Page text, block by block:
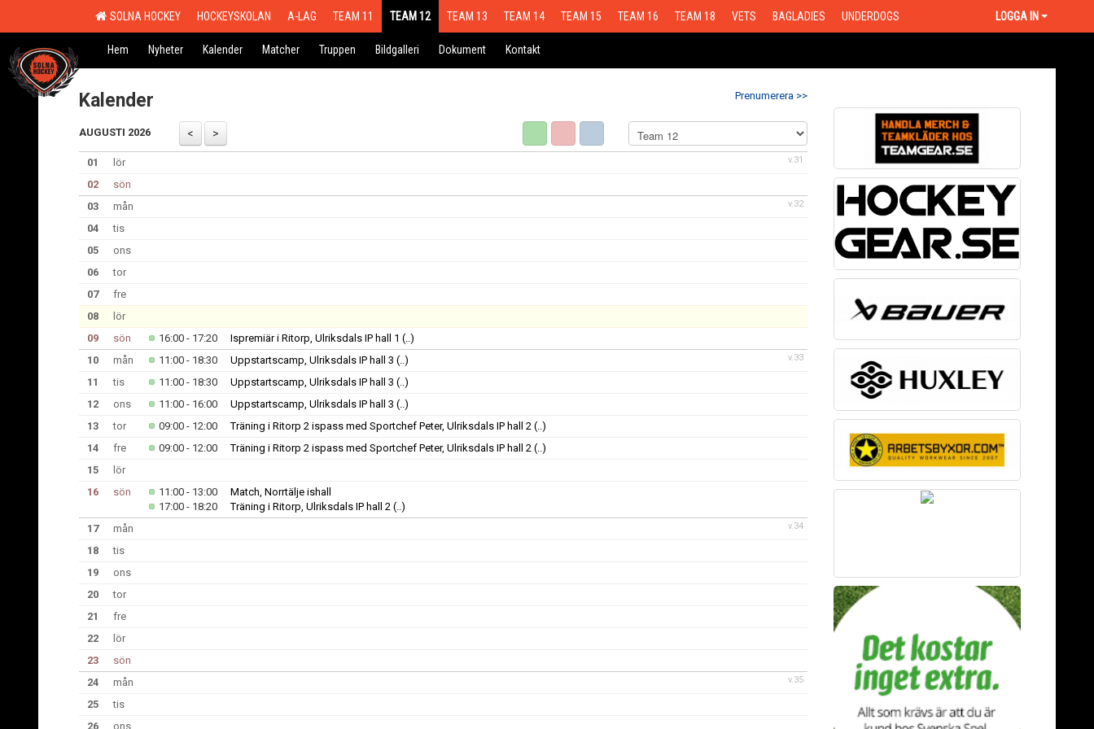
SOLNA HOCKEY HOCKEYSKOLAN A-LAG TEAM 11 TEAM 12 TEAM 13 TEAM 14 TEAM 15 TEAM 16 TEAM 18 VETS BAGLADIES UNDERDOGS LOGGA IN
Hem Nyheter Kalender Matcher Truppen Bildgalleri Dokument Kontakt
Prenumerera >>
Kalender
AUGUSTI 2026
v.31
01
lör
02
sön
v.32
03
mån
04
tis
05
ons
06
tor
07
fre
08
lör
09
sön 16:00 - 17:20 Ispremiär i Ritorp, Ulriksdals IP hall 1 (..)
v.33
10 mån 11:00 - 18:30 Uppstartscamp, Ulriksdals IP hall 3 (..)
11
tis 11:00 - 18:30 Uppstartscamp, Ulriksdals IP hall 3 (..)
12
ons 11:00 - 16:00 Uppstartscamp, Ulriksdals IP hall 3 (..)
13
tor 09:00 - 12:00 Träning i Ritorp 2 ispass med Sportchef Peter, Ulriksdals IP hall 2 (..)
14
fre 09:00 - 12:00 Träning i Ritorp 2 ispass med Sportchef Peter, Ulriksdals IP hall 2 (..)
15
lör
16
sön 11:00 - 13:00
Match, Norrtälje ishall
17:00 - 18:20
Träning i Ritorp, Ulriksdals IP hall 2 (..)
v.34
17
mån
18
tis
19
ons
20
tor
21
fre
22
lör
23
sön
v.35
24
mån
25
tis
26
ons